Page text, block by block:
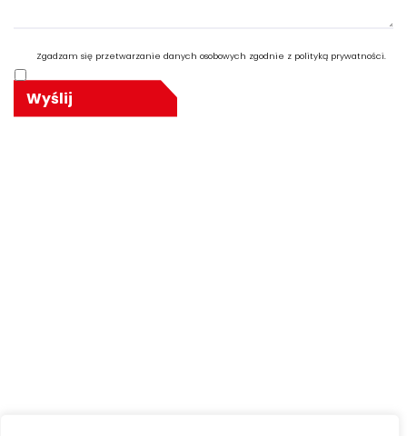
Zgadzam się przetwarzanie danych osobowych zgodnie z polityką prywatności.